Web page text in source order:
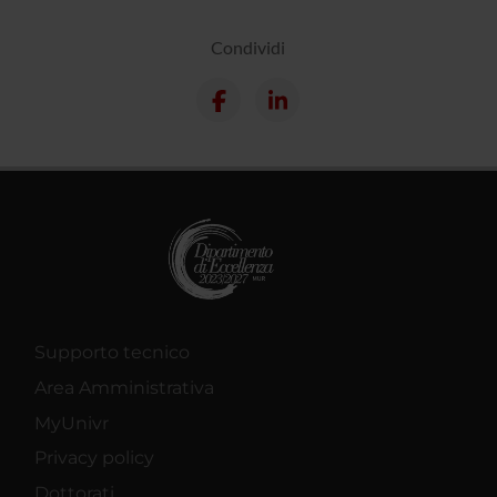
Condividi
Supporto tecnico
Area Amministrativa
MyUnivr
Privacy policy